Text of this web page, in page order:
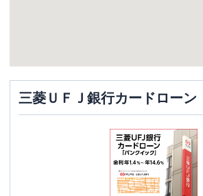
三菱ＵＦＪ銀行カードローン